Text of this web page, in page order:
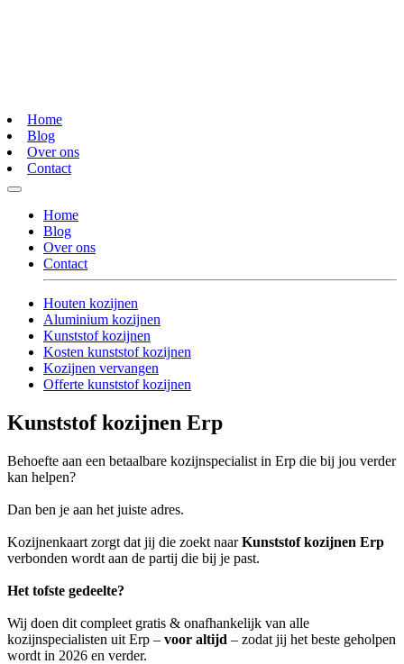
Home
Blog
Over ons
Contact
Home
Blog
Over ons
Contact
Houten kozijnen
Aluminium kozijnen
Kunststof kozijnen
Kosten kunststof kozijnen
Kozijnen vervangen
Offerte kunststof kozijnen
Kunststof kozijnen Erp
Behoefte aan een betaalbare kozijnspecialist in Erp die bij jou verder
kan helpen?
Dan ben je aan het juiste adres.
Kozijnenkaart zorgt dat jij die zoekt naarKunststof kozijnen Erp
verbonden wordt aan de partij die bij je past.
Het tofste gedeelte?
Wij doen dit compleet gratis & onafhankelijk van alle
kozijnspecialisten uit Erp – voor altijd – zodat jij het beste geholpen
wordt in 2026 en verder.